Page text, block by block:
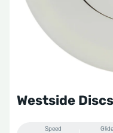
Westside
Speed Glide